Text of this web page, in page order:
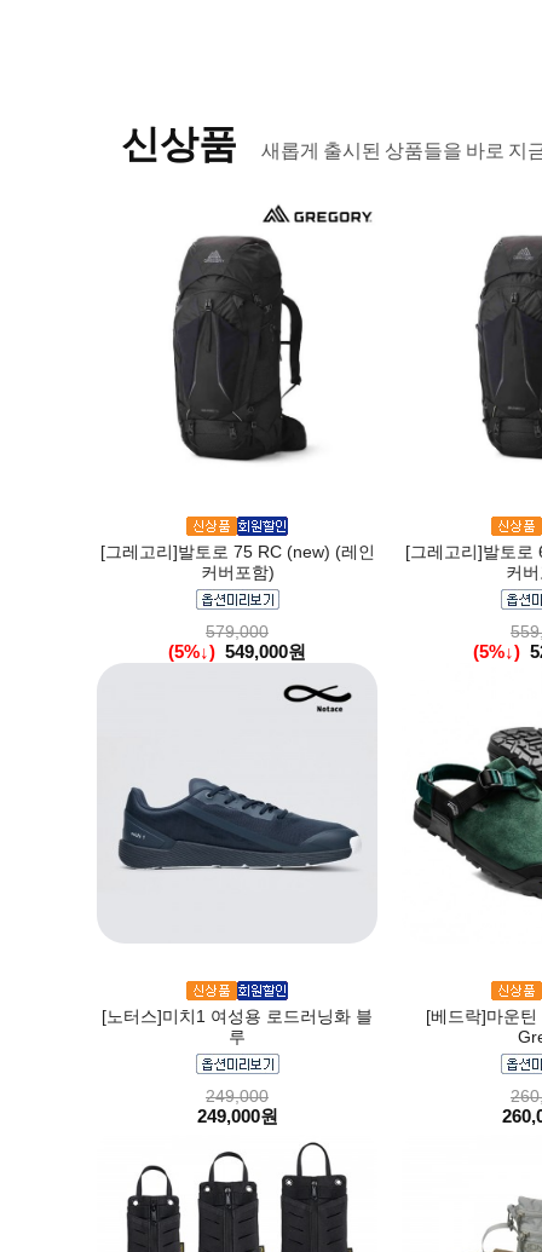
신상품 새롭게 출시된 상품들을 바로 지
[그레고리]발토로 75 RC (new) (레인
커버포함)
579,000
(5%↓) 549,000원
[그레고리]발토로
커
(5%↓)
[노터스]미치1 여성용 로드러닝화 블
루
249,000
249,000원
[베드락]마운